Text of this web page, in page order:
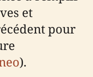
et
pour
).